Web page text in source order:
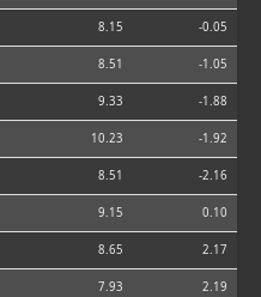
8.15 -0.05
8.51 -1.05
9.33 -1.88
10.23 -1.92
8.51 -2.16
9.15 0.10
8.65 2.17
7.93 2.19